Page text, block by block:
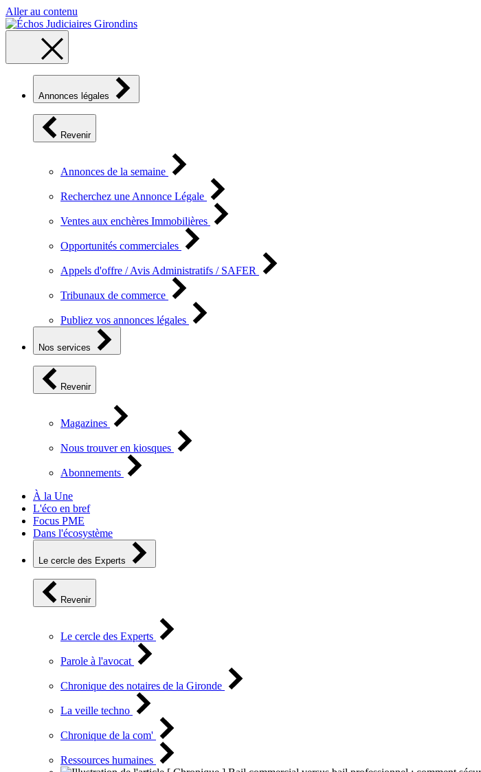
Aller au contenu
Annonces légales
Revenir
Annonces de la semaine
Recherchez une Annonce Légale
Ventes aux enchères Immobilières
Opportunités commerciales
Appels d'offre / Avis Administratifs / SAFER
Tribunaux de commerce
Publiez vos annonces légales
Nos services
Revenir
Magazines
Nous trouver en kiosques
Abonnements
À la Une
L'éco en bref
Focus PME
Dans l'écosystème
Le cercle des Experts
Revenir
Le cercle des Experts
Parole à l'avocat
Chronique des notaires de la Gironde
La veille techno
Chronique de la com'
Ressources humaines